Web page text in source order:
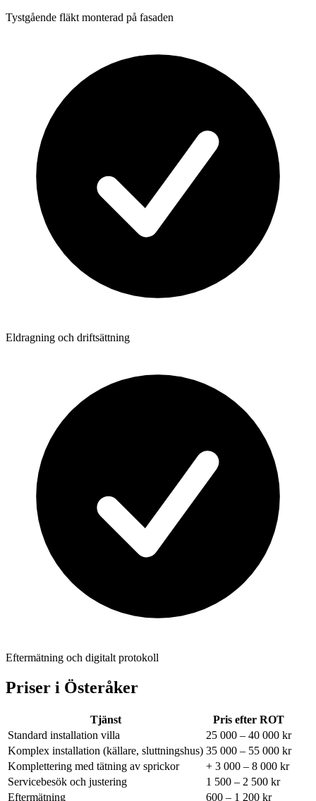
Tystgående fläkt monterad på fasaden
Eldragning och driftsättning
Eftermätning och digitalt protokoll
Priser i Österåker
Tjänst
Pris efter ROT
Standard installation villa
25 000 – 40 000 kr
Komplex installation (källare, sluttningshus) 35 000 – 55 000 kr
Komplettering med tätning av sprickor
+ 3 000 – 8 000 kr
Servicebesök och justering
1 500 – 2 500 kr
Eftermätning
600 – 1 200 kr